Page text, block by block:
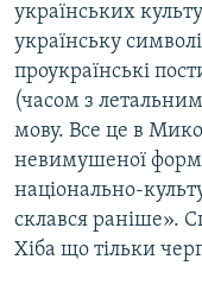
українських
українську
проукраїнські
(часом з
мову. Все це в
невимушеної
національно-
склався раніше».
Хіба що тільки